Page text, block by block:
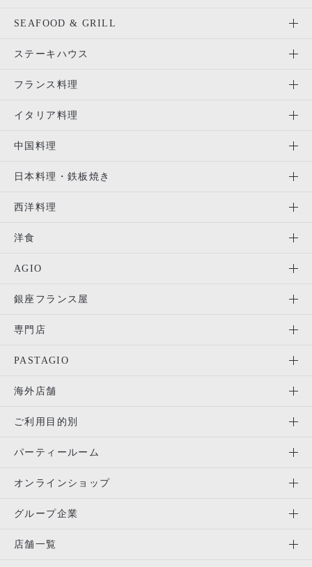
SEAFOOD & GRILL
ステーキハウス
フランス料理
イタリア料理
中国料理
日本料理・鉄板焼き
西洋料理
洋食
AGIO
銀座フランス屋
専門店
PASTAGIO
海外店舗
ご利用目的別
パーティールーム
オンラインショップ
グループ企業
店舗一覧